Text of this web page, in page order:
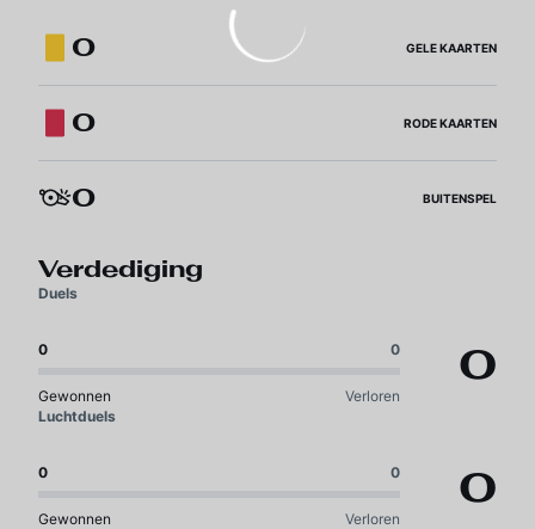
0 GELE KAARTEN
0 RODE KAARTEN
0 BUITENSPEL
Verdediging
Duels
0 0
Gewonnen Verloren
0
Luchtduels
0 0
Gewonnen Verloren
0